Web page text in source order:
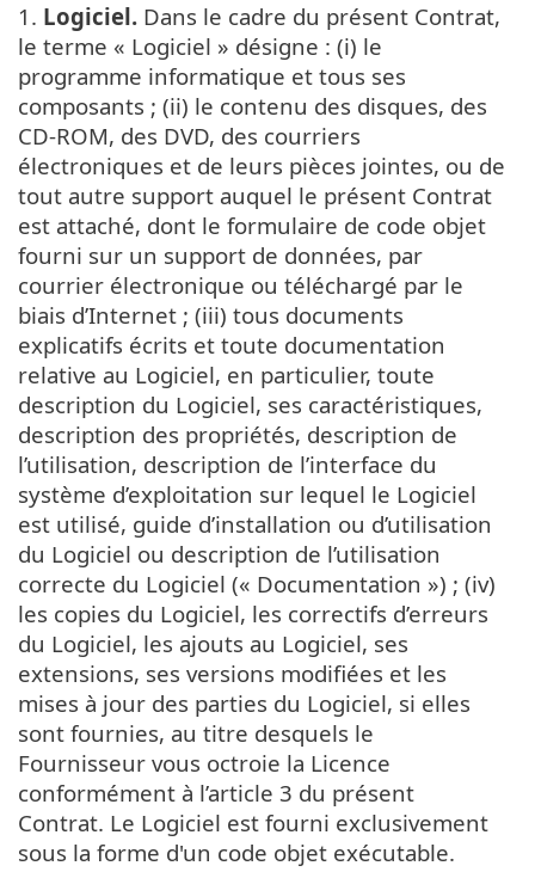
1. Logiciel. Dans le cadre du présent Contrat,
le terme « Logiciel » désigne : (i) le
programme informatique et tous ses
composants ; (ii) le contenu des disques, des
CD-ROM, des DVD, des courriers
électroniques et de leurs pièces jointes, ou de
tout autre support auquel le présent Contrat
est attaché, dont le formulaire de code objet
fourni sur un support de données, par
courrier électronique ou téléchargé par le
biais d’Internet ; (iii) tous documents
explicatifs écrits et toute documentation
relative au Logiciel, en particulier, toute
description du Logiciel, ses caractéristiques,
description des propriétés, description de
l’utilisation, description de l’interface du
système d’exploitation sur lequel le Logiciel
est utilisé, guide d’installation ou d’utilisation
du Logiciel ou description de l’utilisation
correcte du Logiciel (« Documentation ») ; (iv)
les copies du Logiciel, les correctifs d’erreurs
du Logiciel, les ajouts au Logiciel, ses
extensions, ses versions modifiées et les
mises à jour des parties du Logiciel, si elles
sont fournies, au titre desquels le
Fournisseur vous octroie la Licence
conformément à l’article 3 du présent
Contrat. Le Logiciel est fourni exclusivement
sous la forme d'un code objet exécutable.